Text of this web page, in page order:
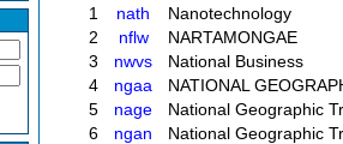
1 nath
Nanotechnology
2
nflw
NARTAMONGAE
3
nwvs
National Business
4
ngaa
NATIONAL
5
nage
National Geographic
6
ngan
National Geographic